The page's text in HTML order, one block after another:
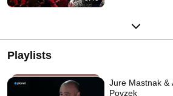
Playlists
Jure Mastnak &
Povzek